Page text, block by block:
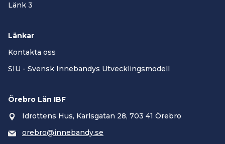
Länk 3
Länkar
Kontakta oss
SIU - Svensk Innebandys Utvecklingsmodell
Örebro Län IBF
Idrottens Hus, Karlsgatan 28, 703 41 Örebro
orebro@innebandy.se